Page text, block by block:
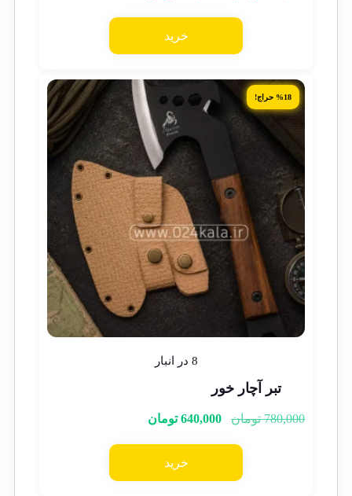
خرید
%18 حراج!
8 در انبار
تبر آچار خور
780,000 تومان 640,000 تومان
خرید